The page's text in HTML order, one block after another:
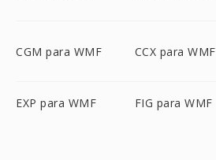
CGM para WMF CCX para WMF
EXP para WMF FIG para WMF